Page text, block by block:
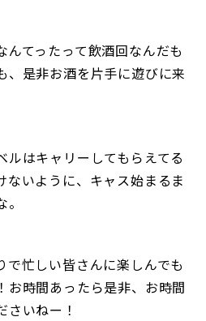
んてったって飲酒回なんだも
、是非お酒を片手に遊びに来
ルはキャリーしてもらえてる
ないように、キャス始まるま
で忙しい皆さんに楽しんでも
お時間あったら是非、お時間
いねー！